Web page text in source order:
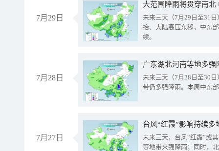
7月29日
大范围降雨将贯穿南
未来三天（7月29日至31
抬、大陆高压东移，中东
续。
7月28日
广东湖北河南等地多
未来三天（7月28日至30
带仍多强降雨。本周中东
7月27日
台风“红霞”影响持续
未来三天，台风“红霞”或
等地带来强降雨；同时，